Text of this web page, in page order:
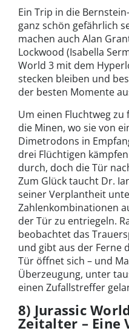
Ein Trip in die
ganz schön gefährlich
machen auch Alan
Lockwood (Isabella
World 3 mit dem
stecken bleiben und
der besten Momente
Um einen Fluchtweg zu
die Minen, wo sie von
Dimetrodons in
drei Flüchtigen
durch, doch die Tür
Zum Glück taucht Dr.
seiner Verplantheit
Zahlenkombinationen
der Tür zu entriegeln.
beobachtet das
und gibt aus der Ferne
Tür öffnet sich – und
Überzeugung, unter
einen Zufallstreffer
8) Jurassic
Zeitalter – Eine